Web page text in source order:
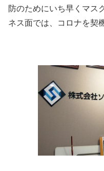
防のためにいち早くマス
ネス面では、コロナを契